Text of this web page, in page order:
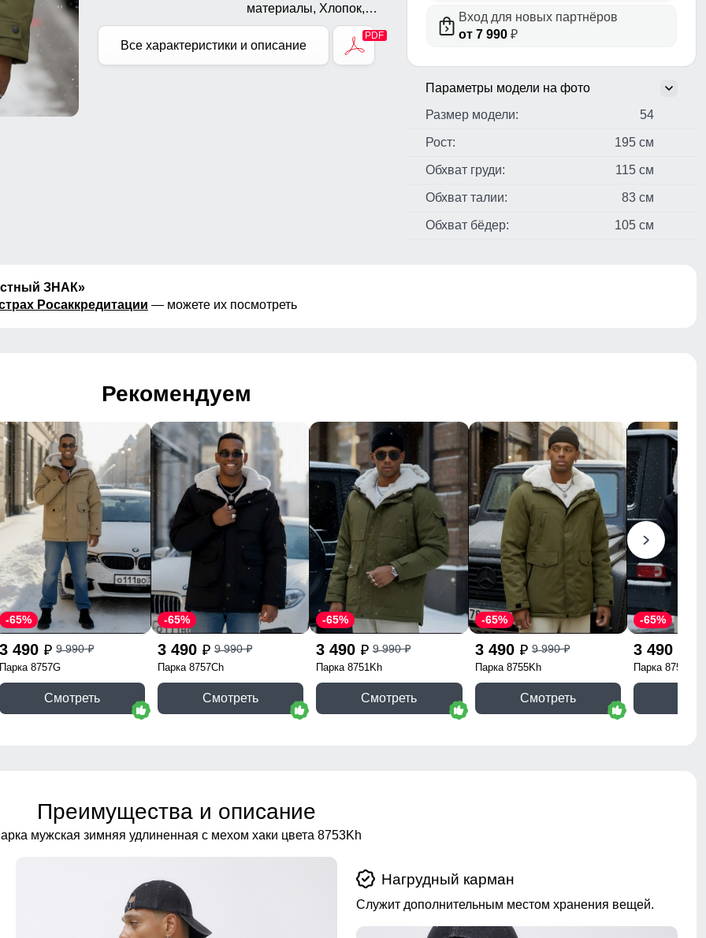
материалы, Хлопок,
Полиэстер,
Искусственный мех,
Все характеристики и описание
Вход для новых партнёров
от 7 990 ₽
Параметры модели на фото
Размер модели:
54
Рост: 195 см
Обхват груди: 115 см
Обхват талии: 83 см
Обхват бёдер: 105 см
ЗНАК»
Росаккредитации — можете их посмотреть
Рекомендуем
3 490 p 9 990p
-65%
Парка 8757G
Смотреть
3 490 p 9 990p
-65%
Парка 8757Ch
Смотреть
3 490 p 9 990p
-65%
Парка 8751Kh
Смотреть
3 490 p 9 990p
-65%
Парка 8755Kh
Смотреть
3 490
-65%
Парка 8751Ch
Преимущества и описание
мужская зимняя удлиненная с мехом хаки цвета 8753Kh
Нагрудный карман
Служит дополнительным местом хранения вещей.